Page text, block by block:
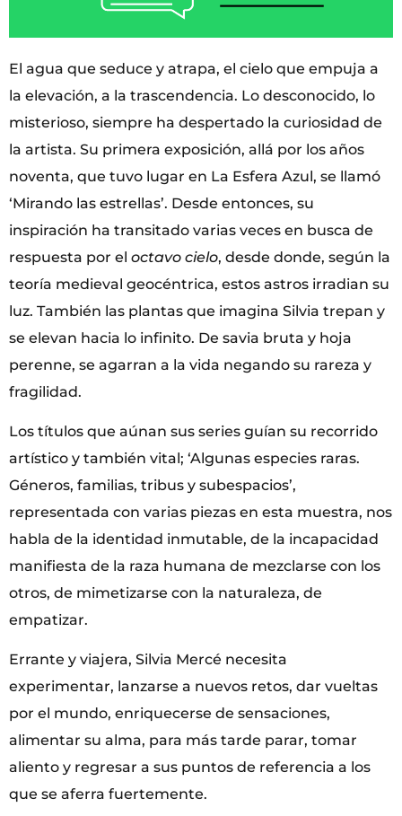
El agua que seduce y atrapa, el cielo que empuja a
la elevación, a la trascendencia. Lo desconocido, lo
misterioso, siempre ha despertado la curiosidad de
la artista. Su primera exposición, allá por los años
noventa, que tuvo lugar en La Esfera Azul, se llamó
‘Mirando las estrellas’. Desde entonces, su
inspiración ha transitado varias veces en busca de
respuesta por el octavo cielo, desde donde, según la
teoría medieval geocéntrica, estos astros irradian su
luz. También las plantas que imagina Silvia trepan y
se elevan hacia lo infinito. De savia bruta y hoja
perenne, se agarran a la vida negando su rareza y
fragilidad.
Los títulos que aúnan sus series guían su recorrido
artístico y también vital; ‘Algunas especies raras.
Géneros, familias, tribus y subespacios’,
representada con varias piezas en esta muestra, nos
habla de la identidad inmutable, de la incapacidad
manifiesta de la raza humana de mezclarse con los
otros, de mimetizarse con la naturaleza, de
empatizar.
Errante y viajera, Silvia Mercé necesita
experimentar, lanzarse a nuevos retos, dar vueltas
por el mundo, enriquecerse de sensaciones,
alimentar su alma, para más tarde parar, tomar
aliento y regresar a sus puntos de referencia a los
que se aferra fuertemente.